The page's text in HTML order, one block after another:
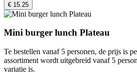
€ 15.25
Mini burger lunch Plateau
Te bestellen vanaf 5 personen, de prijs is
assortiment wordt uitgebreid vanaf 5
variatie is.